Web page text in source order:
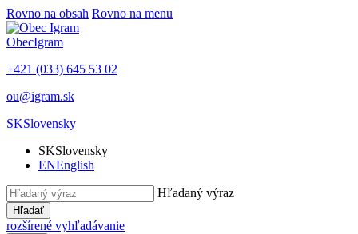
Rovno na obsah Rovno na menu
ObecIgram
+421 (033) 645 53 02
ou@igram.sk
SKSlovensky
SKSlovensky
ENEnglish
Hľadaný výraz
Hľadať
rozšírené vyhľadávanie